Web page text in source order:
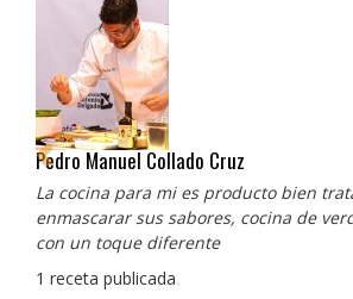
Pedro Manuel Collado Cruz
La cocina para mi es producto bien
enmascarar sus sabores, cocina de
con un toque diferente
1 receta publicada